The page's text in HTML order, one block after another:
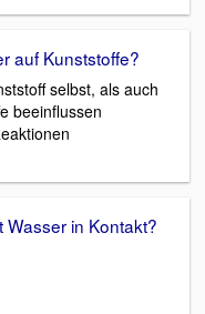
auf Kunststoffe?
selbst, als auch
beeinflussen
in Kontakt?